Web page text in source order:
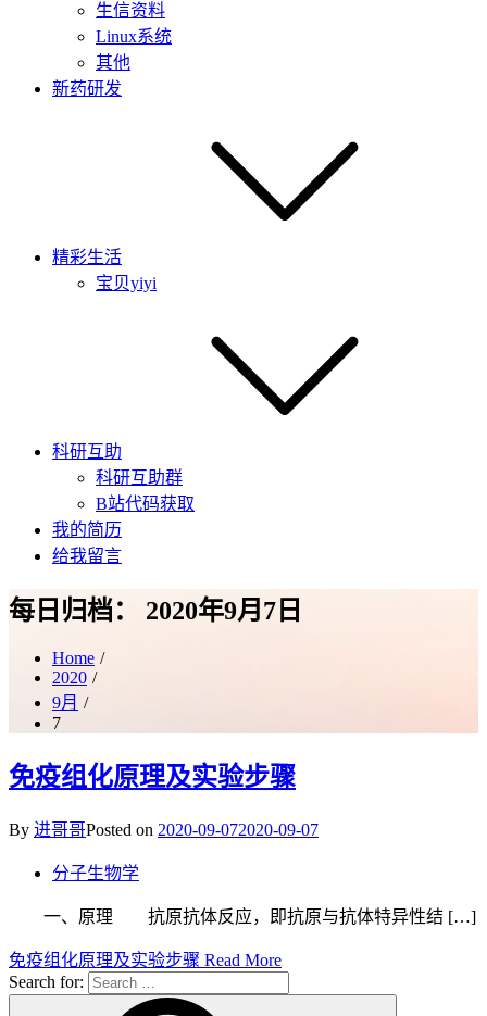
生信资料
Linux系统
其他
新药研发
精彩生活
宝贝yiyi
科研互助
科研互助群
B站代码获取
我的简历
给我留言
每日归档： 2020年9月7日
Home
2020
9月
7
免疫组化原理及实验步骤
By 进哥哥Posted on 2020-09-072020-09-07
分子生物学
一、原理 抗原抗体反应，即抗原与抗体特异性结 […]
免疫组化原理及实验步骤 Read More
Search for: